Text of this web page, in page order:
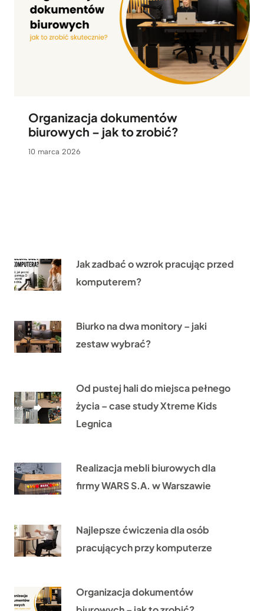
Organizacja dokumentów
biurowych – jak to zrobić?
10 marca 2026
Jak zadbać o wzrok pracując przed
komputerem?
Biurko na dwa monitory – jaki
zestaw wybrać?
Od pustej hali do miejsca pełnego
życia – case study Xtreme Kids
Legnica
Realizacja mebli biurowych dla
firmy WARS S.A. w Warszawie
Najlepsze ćwiczenia dla osób
pracujących przy komputerze
Organizacja dokumentów